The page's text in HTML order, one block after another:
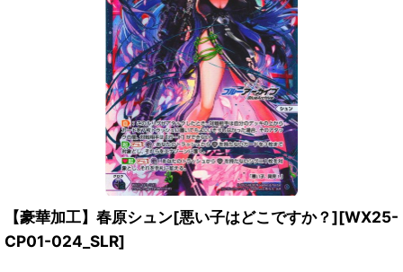
【豪華加工】春原シュン[悪い子はどこですか？][WX25-
CP01-024_SLR]